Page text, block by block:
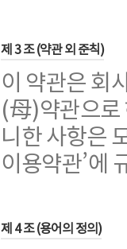
제 3 조 (약관 외 준칙)
이 약관은 회
(母)약관으로
니한 사항은
이용약관’에
제 4 조 (용어의 정의)